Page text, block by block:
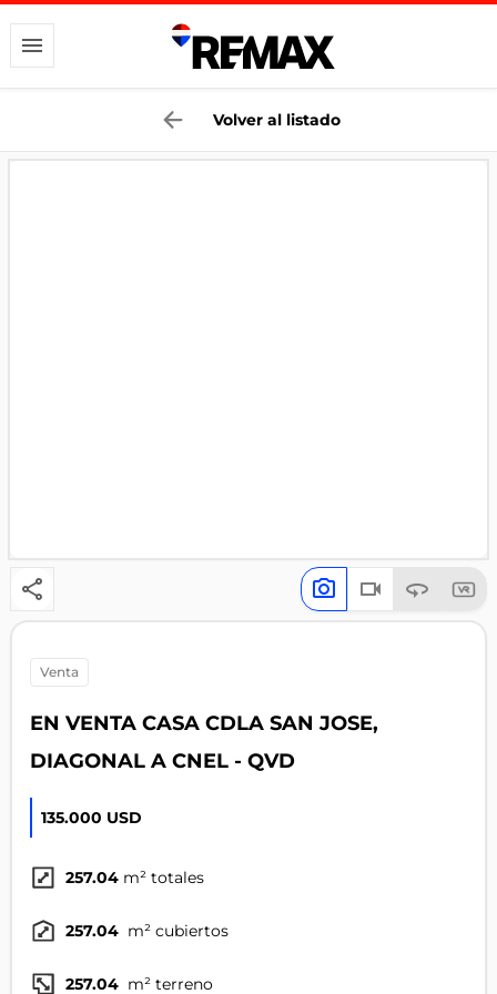
Volver al listado
venta
EN VENTA CASA CDLA SAN JOSE,
DIAGONAL A CNEL - QVD
135.000 USD
257.04 m² totales
257.04 m² cubiertos
257.04 m² terreno